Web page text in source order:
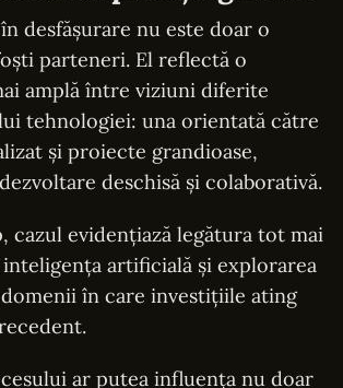
desfășurare nu este doar o
parteneri. El reflectă o
amplă între viziuni diferite
tehnologiei: una orientată către
și proiecte grandioase,
deschisă și colaborativă.
cazul evidențiază legătura tot mai
artificială și explorarea
în care investițiile ating
ar putea influența nu doar